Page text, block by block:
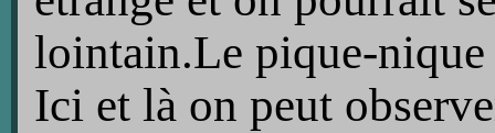
lointain.Le pique-nique
Ici et là on peut